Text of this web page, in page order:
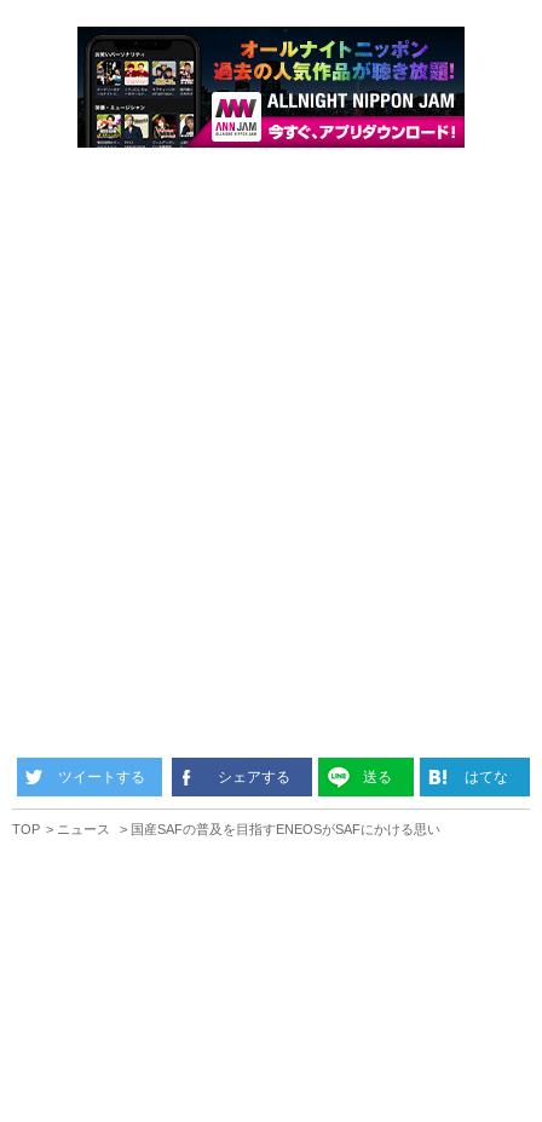
ツイートする シェアする 送る はてな
TOP ニュース 国産SAFの普及を目指すENEOSがSAFにかける思い